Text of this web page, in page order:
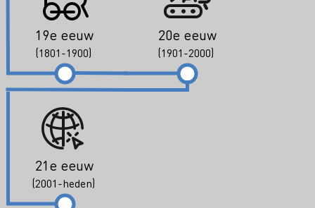
19e eeuw
(1801-1900)
20e eeuw
(1901-2000)
21e eeuw
(2001-heden)